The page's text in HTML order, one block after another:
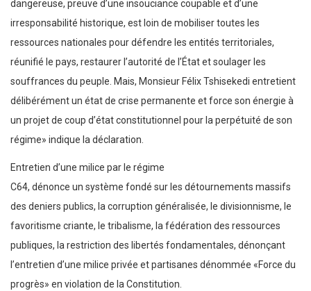
dangereuse, preuve d’une insouciance coupable et d’une
irresponsabilité historique, est loin de mobiliser toutes les
ressources nationales pour défendre les entités territoriales,
réunifié le pays, restaurer l’autorité de l’État et soulager les
souffrances du peuple. Mais, Monsieur Félix Tshisekedi entretient
délibérément un état de crise permanente et force son énergie à
un projet de coup d’état constitutionnel pour la perpétuité de son
régime» indique la déclaration.
Entretien d’une milice par le régime
C64, dénonce un système fondé sur les détournements massifs
des deniers publics, la corruption généralisée, le divisionnisme, le
favoritisme criante, le tribalisme, la fédération des ressources
publiques, la restriction des libertés fondamentales, dénonçant
l’entretien d’une milice privée et partisanes dénommée «Force du
progrès» en violation de la Constitution.